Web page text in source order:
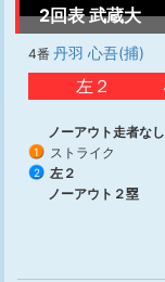
2回表 武蔵大
4番 丹羽 心吾(捕)
左２
ノーアウト走者なし
1 ストライク
2
左２
ノーアウト２塁